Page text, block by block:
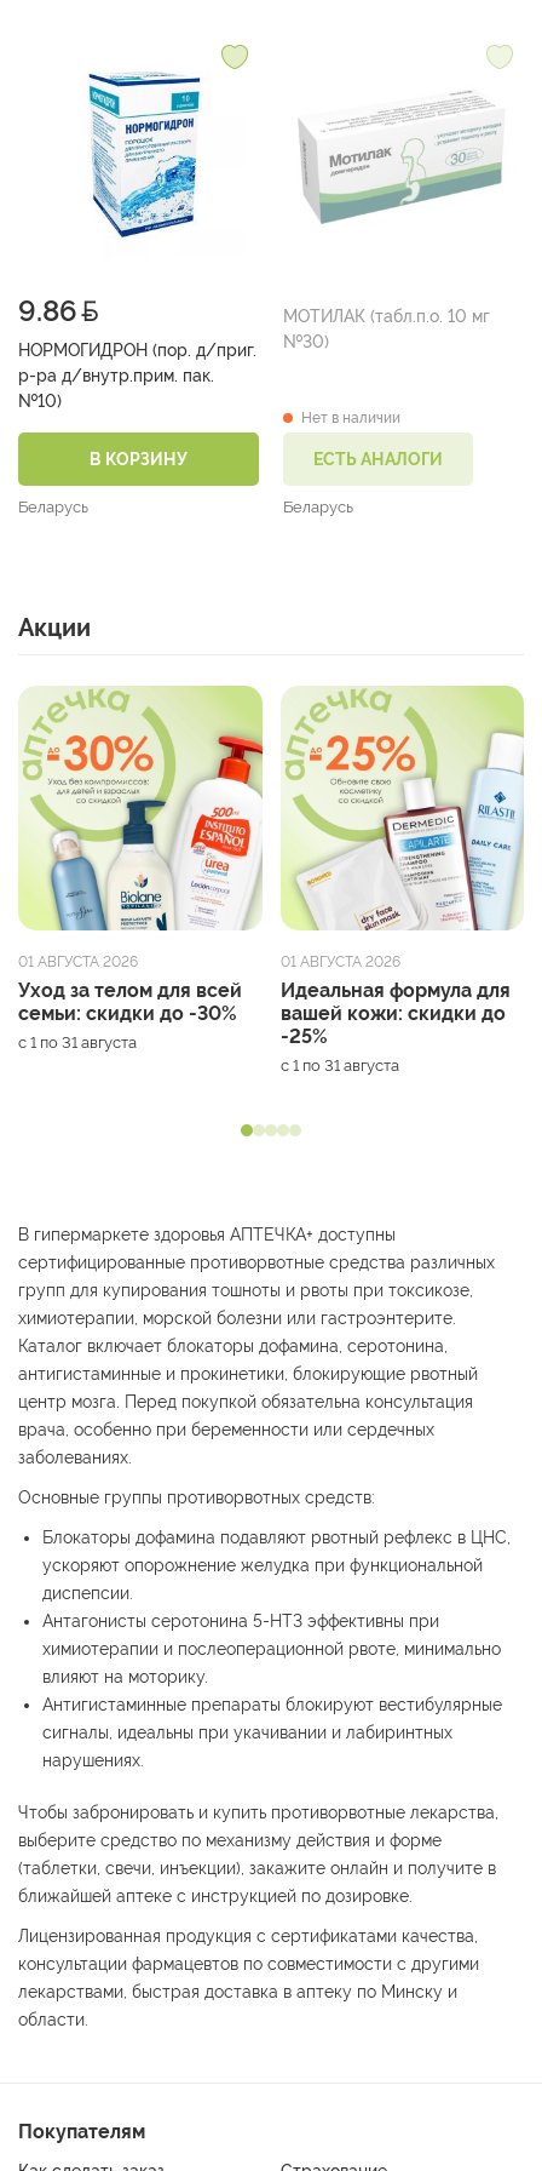
9.86
НОРМОГИДРОН (пор. д/приг.
р-ра д/внутр.прим. пак.
№10)
В КОРЗИНУ
Беларусь
МОТИЛАК (табл.п.о. 10 мг
№30)
Нет в наличии
ЕСТЬ АНАЛОГИ
Беларусь
Акции
01 АВГУСТА 2026
Уход за телом для всей
семьи: скидки до -30%
с 1 по 31 августа
01 АВГУСТА 2026
Идеальная формула для
вашей кожи: скидки до
-25%
с 1 по 31 августа
В гипермаркете здоровья АПТЕЧКА+ доступны
сертифицированные противорвотные средства различных
групп для купирования тошноты и рвоты при токсикозе,
химиотерапии, морской болезни или гастроэнтерите.
Каталог включает блокаторы дофамина, серотонина,
антигистаминные и прокинетики, блокирующие рвотный
центр мозга. Перед покупкой обязательна консультация
врача, особенно при беременности или сердечных
заболеваниях.
Основные группы противорвотных средств:
Блокаторы дофамина подавляют рвотный рефлекс в ЦНС,
ускоряют опорожнение желудка при функциональной
диспепсии.
Антагонисты серотонина 5-HT3 эффективны при
химиотерапии и послеоперационной рвоте, минимально
влияют на моторику.
Антигистаминные препараты блокируют вестибулярные
сигналы, идеальны при укачивании и лабиринтных
нарушениях.
Чтобы забронировать и купить противорвотные лекарства,
выберите средство по механизму действия и форме
(таблетки, свечи, инъекции), закажите онлайн и получите в
ближайшей аптеке с инструкцией по дозировке.
Лицензированная продукция с сертификатами качества,
консультации фармацевтов по совместимости с другими
лекарствами, быстрая доставка в аптеку по Минску и
области.
Покупателям